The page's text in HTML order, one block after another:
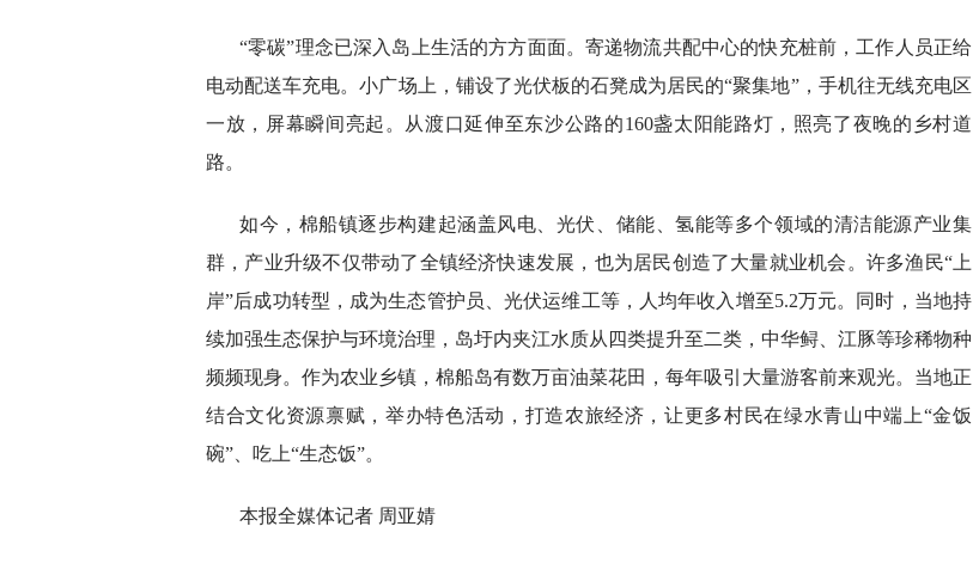
“零碳”理念已深入岛上生活的方方面面。寄递物流共配中心的快充桩前，工作人员正给
电动配送车充电。小广场上，铺设了光伏板的石凳成为居民的“聚集地”，手机往无线充电区
一放，屏幕瞬间亮起。从渡口延伸至东沙公路的160盏太阳能路灯，照亮了夜晚的乡村道
路。
如今，棉船镇逐步构建起涵盖风电、光伏、储能、氢能等多个领域的清洁能源产业集
群，产业升级不仅带动了全镇经济快速发展，也为居民创造了大量就业机会。许多渔民“上
岸”后成功转型，成为生态管护员、光伏运维工等，人均年收入增至5.2万元。同时，当地持
续加强生态保护与环境治理，岛圩内夹江水质从四类提升至二类，中华鲟、江豚等珍稀物种
频频现身。作为农业乡镇，棉船岛有数万亩油菜花田，每年吸引大量游客前来观光。当地正
结合文化资源禀赋，举办特色活动，打造农旅经济，让更多村民在绿水青山中端上“金饭
碗”、吃上“生态饭”。
本报全媒体记者 周亚婧